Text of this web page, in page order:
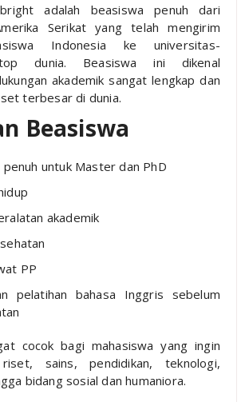
adalah beasiswa penuh dari
Serikat yang telah mengirim
Indonesia ke universitas-
dunia. Beasiswa ini dikenal
akademik sangat lengkap dan
terbesar di dunia.
Beasiswa
penuh untuk Master dan PhD
akademik
PP
pelatihan bahasa Inggris sebelum
cocok bagi mahasiswa yang ingin
sains, pendidikan, teknologi,
bidang sosial dan humaniora.